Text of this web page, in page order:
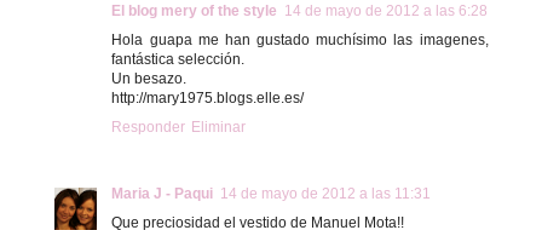
El blog mery of the style 14 de mayo de 2012 a las 6:28
Hola guapa me han gustado muchísimo las imagenes,
fantástica selección.
Un besazo.
http://mary1975.blogs.elle.es/
Responder Eliminar
Maria J - Paqui 14 de mayo de 2012 a las 11:31
Que preciosidad el vestido de Manuel Mota!!